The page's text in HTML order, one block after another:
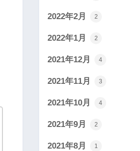
2022年2月 2
2022年1月 2
2021年12月 4
2021年11月 3
2021年10月 4
2021年9月 2
2021年8月 1